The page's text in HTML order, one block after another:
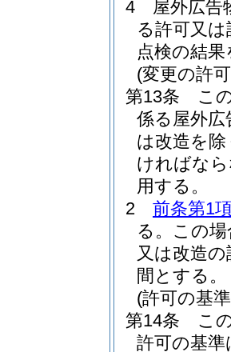
4
屋外広告
る許可又
点検の結
(変更の許
第13条
こ
係る屋外広
は改造を除
ければな
用する。
2
前条第1
る。 この
又は改造
間とする。
(許可の基
第14条
こ
許可の基